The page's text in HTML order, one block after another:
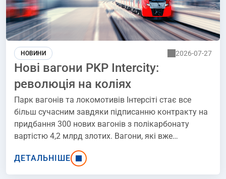
НОВИНИ 2026-07-27
Нові вагони PKP Intercity:
революція на коліях
Парк вагонів та локомотивів Інтерсіті стає все
більш сучасним завдяки підписанню контракту на
придбання 300 нових вагонів з полікарбонату
вартістю 4,2 млрд злотих. Вагони, які вже
використовуються, також модернізуються в
рамках оновлення рухомого складу. У 2025 році
перевізник планує ввести в експлуатацію близько
ДЕТАЛЬНІШЕ